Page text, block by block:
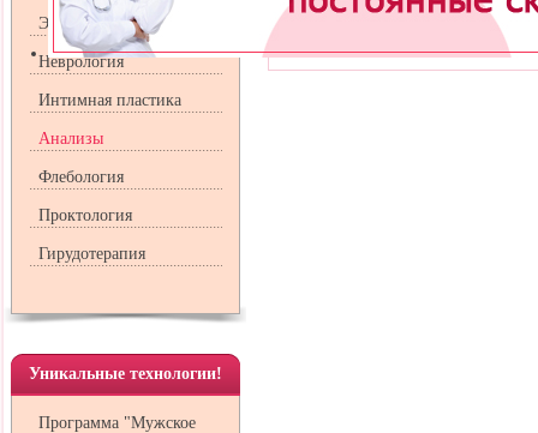
Эндокринология
Неврология
Интимная пластика
Анализы
Флебология
Проктология
Гирудотерапия
Уникальные технологии!
Программа "Мужское
Изменение этого показателя